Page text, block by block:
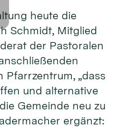
heute die
Schmidt, Mitglied
der Pastoralen
Pfarrzentrum, „dass
und alternative
Gemeinde neu zu
ergänzt: